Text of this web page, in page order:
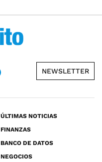
NEWSLETTER
ÚLTIMAS NOTICIAS
FINANZAS
BANCO DE DATOS
NEGOCIOS